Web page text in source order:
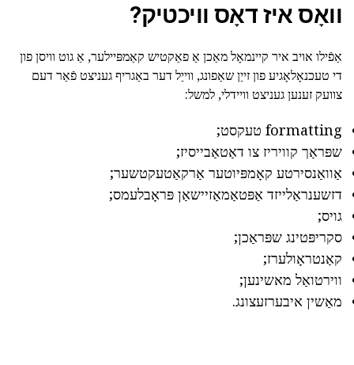
וואָס איז דאָס וויכטיק?
אַפֿילו אויב איר קיינמאָל מאַכן אַ פאַקטיש קאַמפּיילער, אַ גוט וויסן פון
די טעכנאָלאָגיע פון זייַן שאַפונג, ווייַל דער באַגריף געניצט פֿאַר דעם
צוועק זענען געניצט וויידלי, למשל:
formatting טעקסט;
שפּראַך קוויריז צו דאַטאַבייסיז;
אַוואַנסירטע קאָמפּיוטער אַרקאַטעקטשער;
דזשענראַלייזד אַפּטאַמאַזיישאַן פּראָבלעמס;
גויס;
סקריפּטינג שפּראַכן;
קאַנטראָולערז;
ווירטואַל מאשינען;
מאַשין איבערזעצונג.